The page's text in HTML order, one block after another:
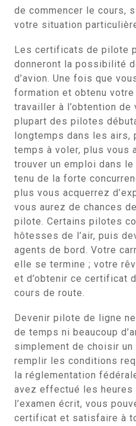
de commencer le cours,
votre situation
Les certificats de pilote
donneront la possibilité
d’avion. Une fois que
formation et obtenu
travailler à l’obtention
plupart des pilotes
longtemps dans les airs,
temps à voler, plus vous
trouver un emploi dans
tenu de la forte
plus vous acquerrez
vous aurez de chances
pilote. Certains pilotes
hôtesses de l’air, puis
agents de bord. Votre
elle se termine ; votre
et d’obtenir ce certificat
cours de route.
Devenir pilote de ligne
de temps ni beaucoup
simplement de choisir
remplir les conditions
la réglementation
avez effectué les heures
l’examen écrit, vous
certificat et satisfaire à